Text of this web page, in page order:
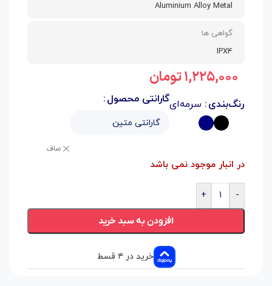
Aluminium Alloy Metal
گواهی ها
IPX4
۱,۲۲۵,۰۰۰تومان
رنگ‌بندی سرمه‌ایگارانتی محصول
صاف
در انبار موجود نمی باشد
-
+
افزودن به سبد خرید
خرید در ۴ قسط